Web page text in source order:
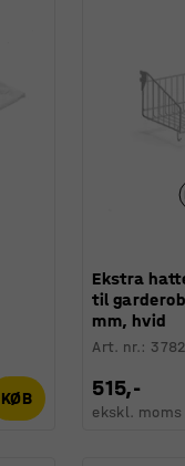
KØB
Ekstra
til
mm, hvid
Art. nr.:
515,-
ekskl. moms